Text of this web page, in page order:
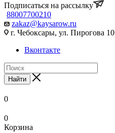
Подписаться на рассылку
88007700210
zakaz@kaysarow.ru
г. Чебоксары, ул. Пирогова 10
Вконтакте
Найти
0
0
Корзина